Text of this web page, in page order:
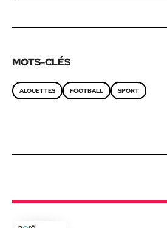
MOTS-CLÉS
ALOUETTES FOOTBALL SPORT